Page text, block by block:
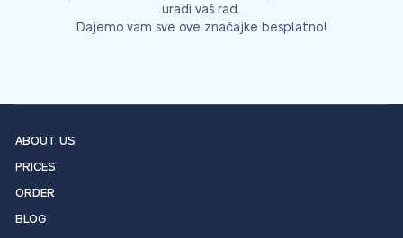
uradi vaš rad.
Dajemo vam sve ove značajke besplatno!
ABOUT US
PRICES
ORDER
BLOG